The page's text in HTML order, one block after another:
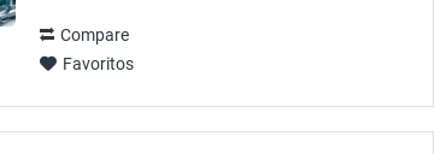
Compare
Favoritos